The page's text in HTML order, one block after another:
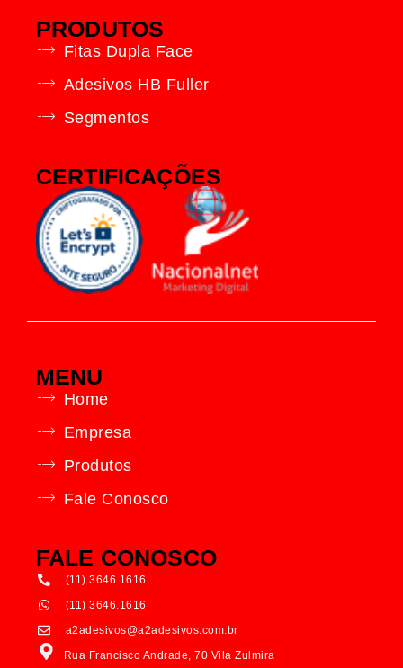
PRODUTOS
Fitas Dupla Face
Adesivos HB Fuller
Segmentos
CERTIFICAÇÕES
MENU
Home
Empresa
Produtos
Fale Conosco
FALE CONOSCO
(11) 3646.1616
(11) 3646.1616
a2adesivos@a2adesivos.com.br
Rua Francisco Andrade, 70 Vila Zulmira